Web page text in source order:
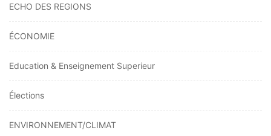
ECHO DES REGIONS
ÉCONOMIE
Education & Enseignement Superieur
Élections
ENVIRONNEMENT/CLIMAT